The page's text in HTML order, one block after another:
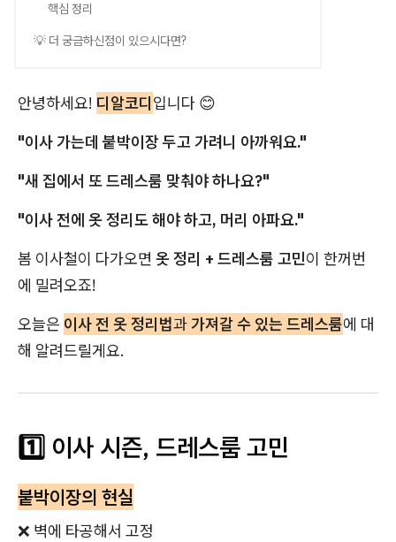
핵심 정리
💡 더 궁금하신점이 있으시다면?
안녕하세요! 디알코디입니다 😊
"이사 가는데 붙박이장 두고 가려니 아까워요."
"새 집에서 또 드레스룸 맞춰야 하나요?"
"이사 전에 옷 정리도 해야 하고, 머리 아파요."
봄 이사철이 다가오면 옷 정리 + 드레스룸 고민이 한꺼번
에 밀려오죠!
오늘은 이사 전 옷 정리법과가져갈 수 있는 드레스룸에 대
해 알려드릴게요.
1️⃣ 이사 시즌, 드레스룸 고민
붙박이장의 현실
❌ 벽에 타공해서 고정